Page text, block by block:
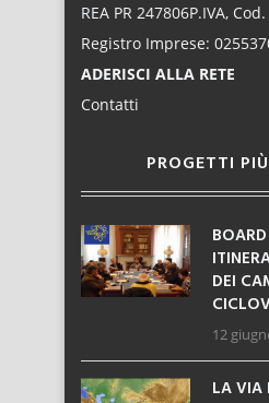
REA PR 247806P.IVA,
Registro Imprese:
ADERISCI ALLA RETE
Contatti
PROGETTI
DEI
12
LA VIA